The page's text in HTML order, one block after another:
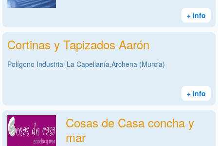
+ info
Cortinas y Tapizados Aarón
Polígono Industrial La Capellanía,Archena (Murcia)
+ info
Cosas de Casa concha y
mar